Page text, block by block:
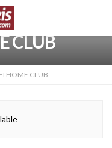
CLUB
HOME CLUB